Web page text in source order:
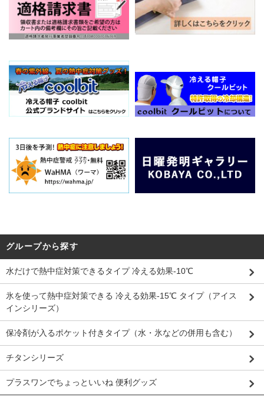
グループから探す
水だけで熱中症対策できるタイプ 冷える効果-10℃
氷を使って熱中症対策できる 冷える効果-15℃ タイプ（アイス
インシリーズ）
保冷剤が入るポケット付きタイプ（水・氷などの併用も含む）
チタンシリーズ
プラスワンでちょっといいね 便利グッズ